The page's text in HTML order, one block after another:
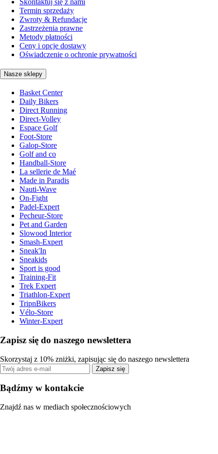
Termin sprzedaży
Zwroty & Refundacje
Zastrzeżenia prawne
Metody płatności
Ceny i opcje dostawy
Oświadczenie o ochronie prywatności
Nasze sklepy
Basket Center
Daily Bikers
Direct Running
Direct-Volley
Espace Golf
Foot-Store
Galop-Store
Golf and co
Handball-Store
La sellerie de Maé
Made in Paradis
Nauti-Wave
On-Fight
Padel-Expert
Pecheur-Store
Pet and Garden
Slowood Interior
Smash-Expert
Sneak'In
Sneakids
Sport is good
Training-Fit
Trek Expert
Triathlon-Expert
TripnBikers
Vélo-Store
Winter-Expert
Zapisz się do naszego newslettera
Skorzystaj z 10% zniżki, zapisując się do naszego newslettera
Zapisz się
Bądźmy w kontakcie
Znajdź nas w mediach społecznościowych